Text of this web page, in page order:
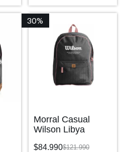
30%
Morral Casual
Wilson Libya
$121.990
$84.990